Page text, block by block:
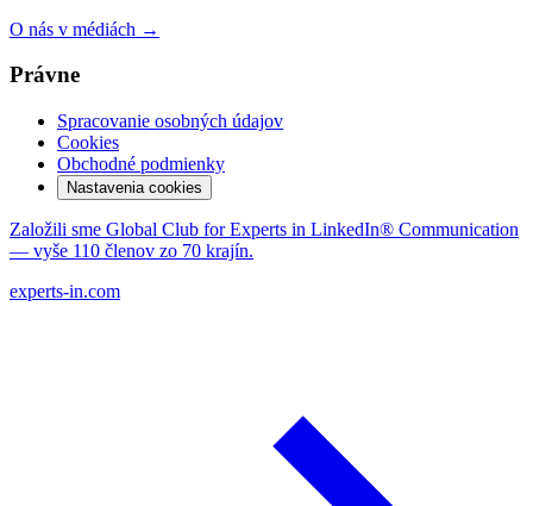
O nás v médiách →
Právne
Spracovanie osobných údajov
Cookies
Obchodné podmienky
Nastavenia cookies
Založili sme Global Club for Experts in LinkedIn® Communication
— vyše 110 členov zo 70 krajín.
experts-in.com